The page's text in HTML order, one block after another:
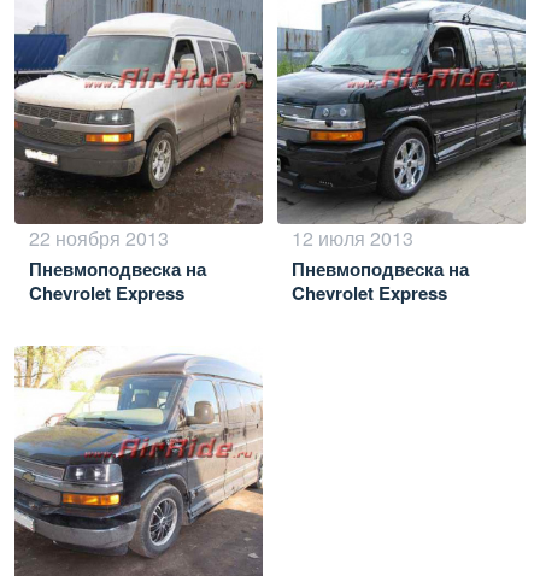
Express 1500
22 ноября 2013
Пневмоподвеска на
Chevrolet Express
12 июля 2013
Пневмоподвеска на
Chevrolet Express